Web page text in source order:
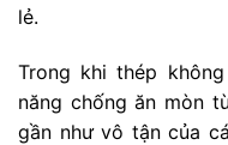
lẻ.
Trong khi thép
năng chống ăn mòn
gần như vô tận của